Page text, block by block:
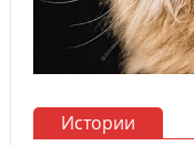
Истории